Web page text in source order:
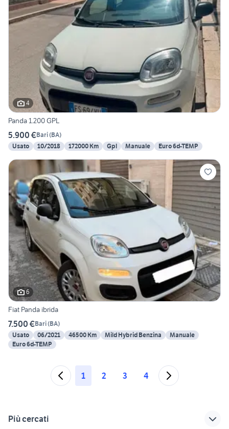
4
Panda 1.200 GPL
5.900 €Bari(BA)
Usato
10/2018 172000 Km Gpl Manuale Euro 6d-TEMP
6
Fiat Panda ibrida
7.500 €Bari(BA)
Usato
06/2021 46500 Km Mild Hybrid Benzina
Manuale
Euro 6d-TEMP
1 2 3 4
Più cercati